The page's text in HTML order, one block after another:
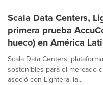
Scala Data Centers,
primera prueba
hueco) en América
Scala Data Centers,
sostenibles para el mercado
asoció con Lightera, la...